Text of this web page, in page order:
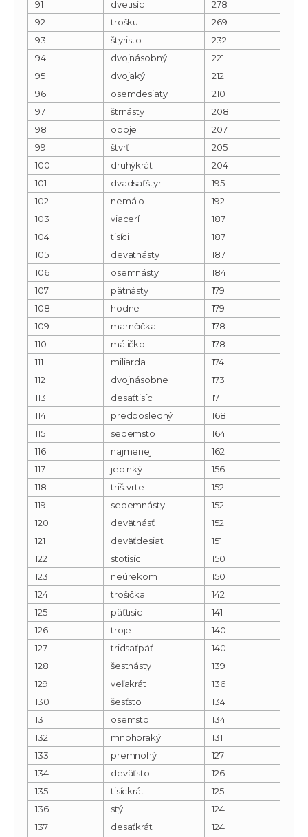
91 dvetisíc
278
92
trošku
269
93
štyristo
232
94
dvojnásobný
221
95
dvojaký
212
96
osemdesiaty
210
97
štrnásty
208
98
oboje
207
99
štvrť
205
100
druhýkrát
204
101
dvadsaťštyri
195
102
nemálo
192
103
viacerí
187
104
tisíci
187
105
devätnásty
187
106
osemnásty
184
107
pätnásty
179
108
hodne
179
109
mamčička
178
110
máličko
178
111
miliarda
174
112
dvojnásobne
173
113
desaťtisíc
171
114
predposledný
168
115
sedemsto
164
116
najmenej
162
117
jedinký
156
118
trištvrte
152
119
sedemnásty
152
120
devätnásť
152
121
deväťdesiat
151
122
stotisíc
150
123
neúrekom
150
124
trošička
142
125
päťtisíc
141
126
troje
140
127
tridsaťpäť
140
128
šestnásty
139
129
veľakrát
136
130
šesťsto
134
131
osemsto
134
132
mnohoraký
131
133
premnohý
127
134
deväťsto
126
135
tisíckrát
125
136
stý
124
137
desaťkrát
124